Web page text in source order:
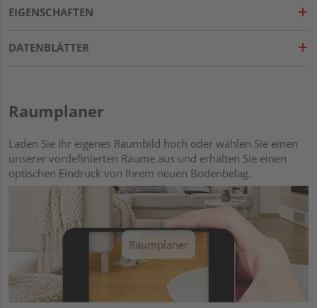
EIGENSCHAFTEN
DATENBLÄTTER
Raumplaner
Laden Sie Ihr eigenes Raumbild hoch oder wählen Sie einen
unserer vordefinierten Räume aus und erhalten Sie einen
optischen Eindruck von Ihrem neuen Bodenbelag.
Raumplaner